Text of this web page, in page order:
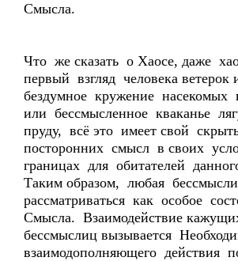
Смысла.
Что же сказать о Хаосе, даже
первый взгляд человека ветерок
бездумное кружение насекомых
или бессмысленное кваканье
пруду, всё это имеет свой
посторонних смысл в своих
границах для обитателей
Таким образом, любая
рассматриваться как особое
Смысла. Взаимодействие
бессмыслиц вызывается
взаимодополняющего действия